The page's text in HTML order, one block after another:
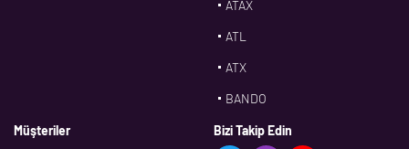
ATAX
ATL
ATX
BANDO
BMS
Müşteriler
Bizi Takip Edin